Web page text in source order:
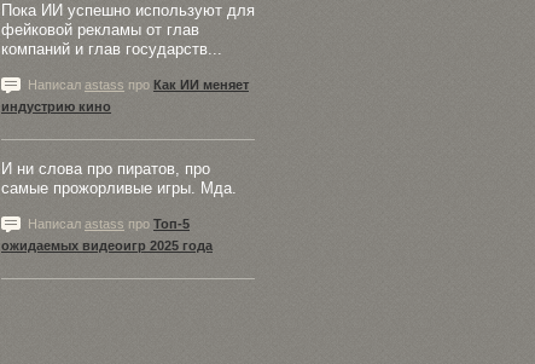
Пока ИИ успешно используют для
фейковой рекламы от глав
компаний и глав государств...
Написал astass про Как ИИ меняет
индустрию кино
И ни слова про пиратов, про
самые прожорливые игры. Мда.
Написал astass про Топ-5
ожидаемых видеоигр 2025 года